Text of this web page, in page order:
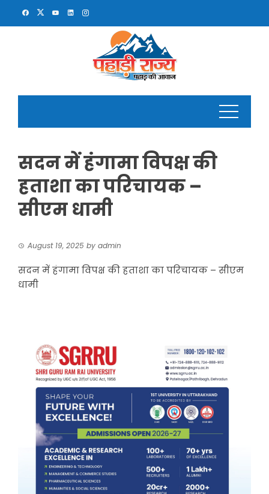
सदन में हंगामा विपक्ष की
हताशा का परिचायक –
सीएम धामी
August 19, 2025 by admin
सदन में हंगामा विपक्ष की हताशा का परिचायक – सीएम
धामी